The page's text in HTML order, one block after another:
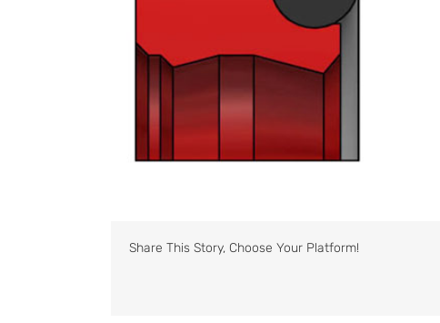
Share This Story, Choose Your Platform!